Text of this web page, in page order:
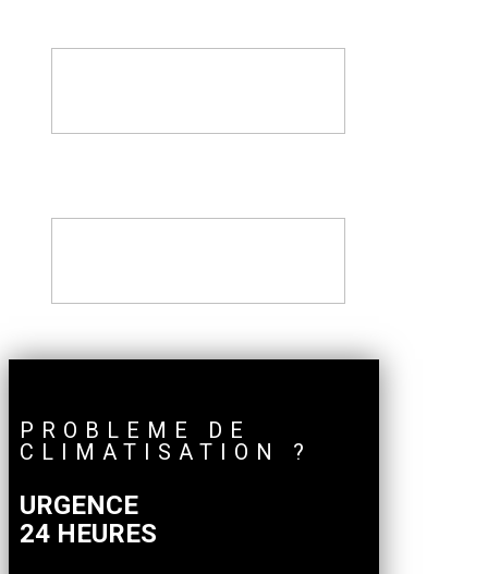
PROBLEME DE
CLIMATISATION ?
URGENCE
24 HEURES